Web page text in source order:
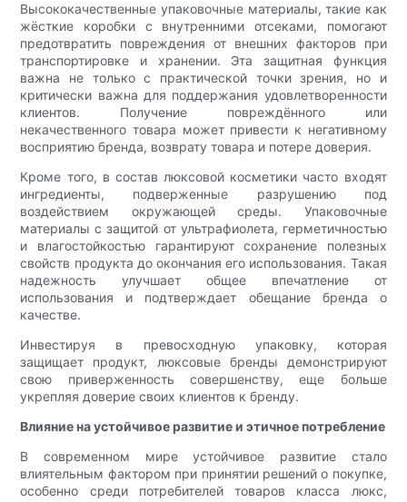
Высококачественные упаковочные материалы, такие как
жёсткие коробки с внутренними отсеками, помогают
предотвратить повреждения от внешних факторов при
транспортировке и хранении. Эта защитная функция
важна не только с практической точки зрения, но и
критически важна для поддержания удовлетворенности
клиентов. Получение повреждённого или
некачественного товара может привести к негативному
восприятию бренда, возврату товара и потере доверия.
Кроме того, в состав люксовой косметики часто входят
ингредиенты, подверженные разрушению под
воздействием окружающей среды. Упаковочные
материалы с защитой от ультрафиолета, герметичностью
и влагостойкостью гарантируют сохранение полезных
свойств продукта до окончания его использования. Такая
надежность улучшает общее впечатление от
использования и подтверждает обещание бренда о
качестве.
Инвестируя в превосходную упаковку, которая
защищает продукт, люксовые бренды демонстрируют
свою приверженность совершенству, еще больше
укрепляя доверие своих клиентов к бренду.
Влияние на устойчивое развитие и этичное потребление
В современном мире устойчивое развитие стало
влиятельным фактором при принятии решений о покупке,
особенно среди потребителей товаров класса люкс,